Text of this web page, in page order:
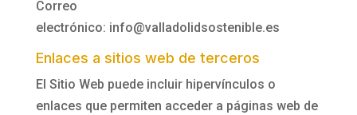
Correo
electrónico: info@valladolidsostenible.es
Enlaces a sitios web de terceros
El Sitio Web puede incluir hipervínculos o
enlaces que permiten acceder a páginas web de